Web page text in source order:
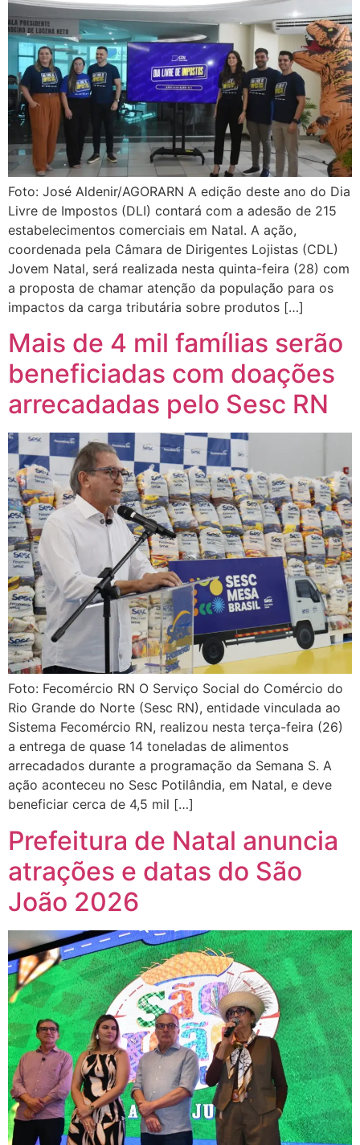
Foto: José Aldenir/AGORARN A edição deste ano do Dia
Livre de Impostos (DLI) contará com a adesão de 215
estabelecimentos comerciais em Natal. A ação,
coordenada pela Câmara de Dirigentes Lojistas (CDL)
Jovem Natal, será realizada nesta quinta-feira (28) com
a proposta de chamar atenção da população para os
impactos da carga tributária sobre produtos […]
Mais de 4 mil famílias serão
beneficiadas com doações
arrecadadas pelo Sesc RN
Foto: Fecomércio RN O Serviço Social do Comércio do
Rio Grande do Norte (Sesc RN), entidade vinculada ao
Sistema Fecomércio RN, realizou nesta terça-feira (26)
a entrega de quase 14 toneladas de alimentos
arrecadados durante a programação da Semana S. A
ação aconteceu no Sesc Potilândia, em Natal, e deve
beneficiar cerca de 4,5 mil […]
Prefeitura de Natal anuncia
atrações e datas do São
João 2026